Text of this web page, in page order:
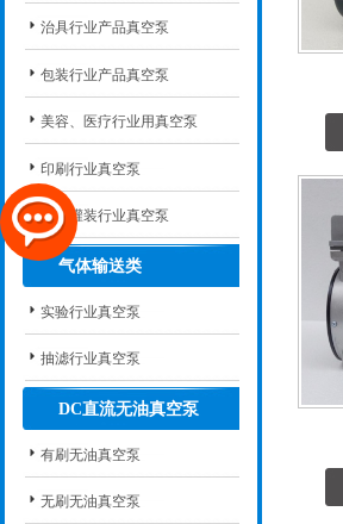
治具行业产品真空泵
包装行业产品真空泵
美容、医疗行业用真空泵
印刷行业真空泵
脱泡灌装行业真空泵
气体输送类
实验行业真空泵
抽滤行业真空泵
DC直流无油真空泵
有刷无油真空泵
无刷无油真空泵